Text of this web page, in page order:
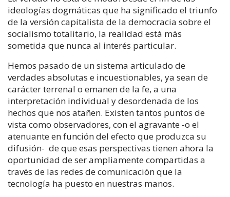
ideologías dogmáticas que ha significado el triunfo
de la versión capitalista de la democracia sobre el
socialismo totalitario, la realidad está más
sometida que nunca al interés particular.
Hemos pasado de un sistema articulado de
verdades absolutas e incuestionables, ya sean de
carácter terrenal o emanen de la fe, a una
interpretación individual y desordenada de los
hechos que nos atañen. Existen tantos puntos de
vista como observadores, con el agravante -o el
atenuante en función del efecto que produzca su
difusión- de que esas perspectivas tienen ahora la
oportunidad de ser ampliamente compartidas a
través de las redes de comunicación que la
tecnología ha puesto en nuestras manos.